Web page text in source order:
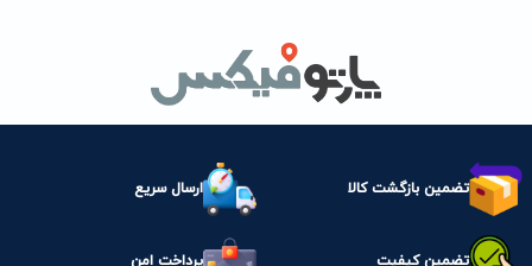
تضمین بازگشت کالا ارسال سریع
تضمین کیفیت پرداخت امن